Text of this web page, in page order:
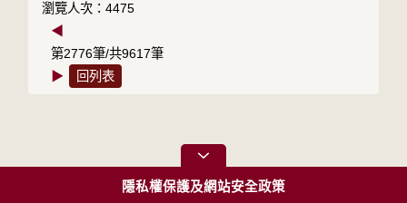
瀏覽人次：4475
◀
第2776筆/共9617筆
▶
回列表
隱私權保護及網站安全政策